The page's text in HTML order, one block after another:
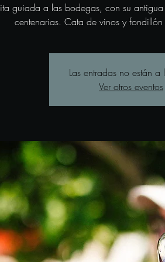
guiada a las bodegas, con su antigua
centenarias. Cata de vinos y
Las entradas no están a
Ver otros eventos